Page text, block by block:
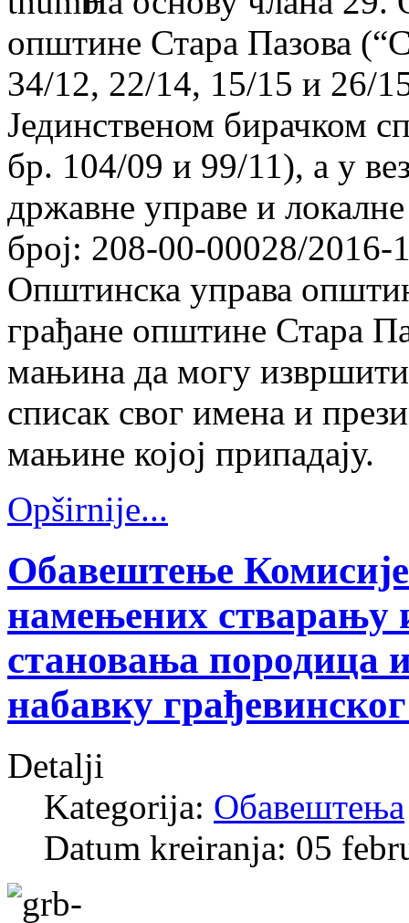
општине Стара Пазова
34/12, 22/14, 15/15 и 26/
Јединственом бирачком
бр. 104/09 и 99/11), а у
државне управе и
број: 208-00-00028/2016-
Општинска управа
грађане општине Стара
мањина да могу
списак свог имена и
мањине којој припадају.
Opširnije...
Обавештење Комисије
намењених
становања породица
набавку
Detalji
Kategorija: Обавештења
Datum kreiranja: 05